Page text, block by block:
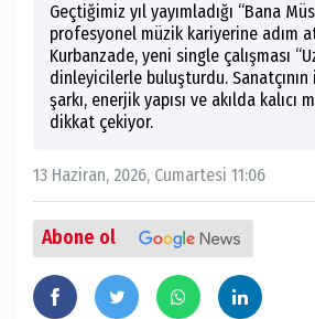
Geçtiğimiz yıl yayımladığı “Bana
profesyonel müzik kariyerine adım
Kurbanzade, yeni single çalışması
dinleyicilerle buluşturdu.
şarkı, enerjik yapısı ve akılda kalıcı
dikkat çekiyor.
13 Haziran, 2026, Cumartesi 11:06
Abone ol